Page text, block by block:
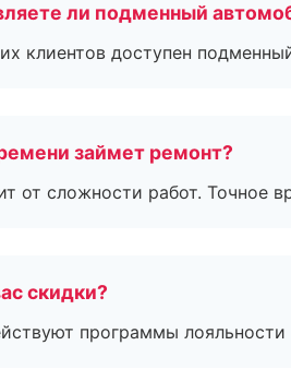
ли подменный
клиентов доступен
займет ремонт?
от сложности работ. Точное
скидки?
программы